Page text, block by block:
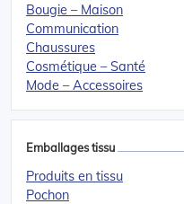
Bougie – Maison
Communication
Chaussures
Cosmétique – Santé
Mode – Accessoires
Emballages tissu
Produits en tissu
Pochon